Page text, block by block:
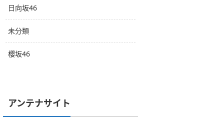
日向坂46
未分類
櫻坂46
アンテナサイト